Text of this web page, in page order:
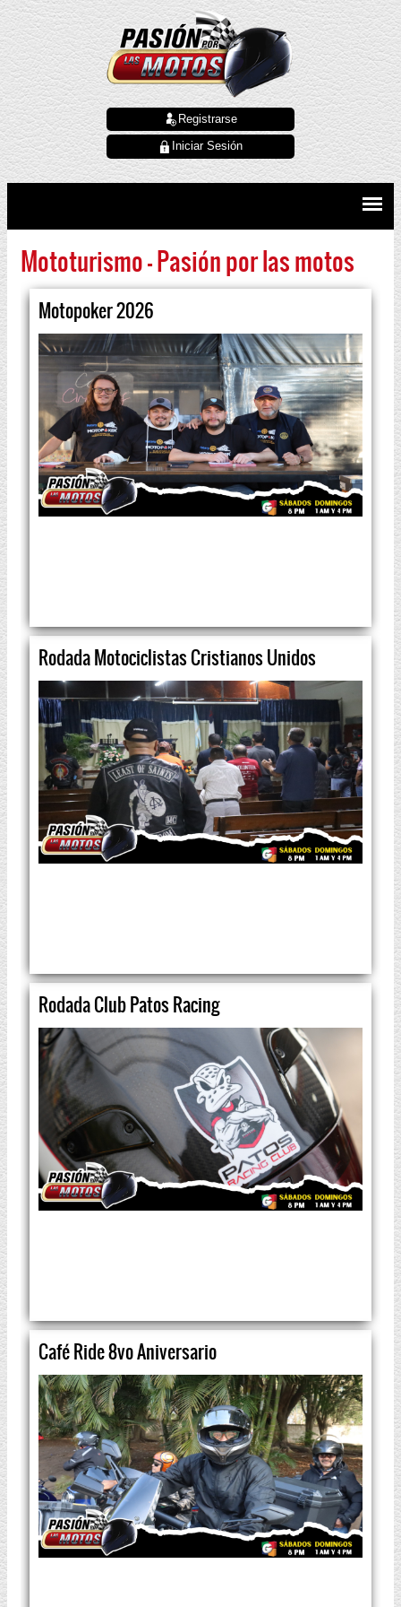
Registrarse
Iniciar Sesión
Mototurismo - Pasión por las motos
Motopoker 2026
Rodada Motociclistas Cristianos Unidos
Rodada Club Patos Racing
Café Ride 8vo Aniversario